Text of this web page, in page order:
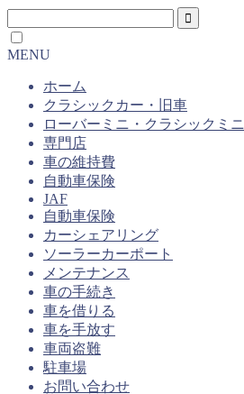
MENU
ホーム
クラシックカー・旧車
ローバーミニ・クラシックミニ
専門店
車の維持費
自動車保険
JAF
自動車保険
カーシェアリング
ソーラーカーポート
メンテナンス
車の手続き
車を借りる
車を手放す
車両盗難
駐車場
お問い合わせ